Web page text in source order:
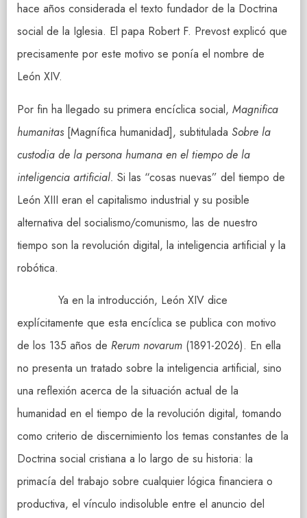
hace años considerada el texto fundador de la Doctrina
social de la Iglesia. El papa Robert F. Prevost explicó que
precisamente por este motivo se ponía el nombre de
León XIV.
Por fin ha llegado su primera encíclica social, Magnifica
humanitas[Magnífica humanidad], subtitulada Sobre la
custodia de la persona humana en el tiempo de la
inteligencia artificial. Si las “cosas nuevas” del tiempo de
León XIII eran el capitalismo industrial y su posible
alternativa del socialismo/comunismo, las de nuestro
tiempo son la revolución digital, la inteligencia artificial y la
robótica.
Ya en la introducción, León XIV dice
explícitamente que esta encíclica se publica con motivo
de los 135 años de Rerum novarum (1891-2026). En ella
no presenta un tratado sobre la inteligencia artificial, sino
una reflexión acerca de la situación actual de la
humanidad en el tiempo de la revolución digital, tomando
como criterio de discernimiento los temas constantes de la
Doctrina social cristiana a lo largo de su historia: la
primacía del trabajo sobre cualquier lógica financiera o
productiva, el vínculo indisoluble entre el anuncio del